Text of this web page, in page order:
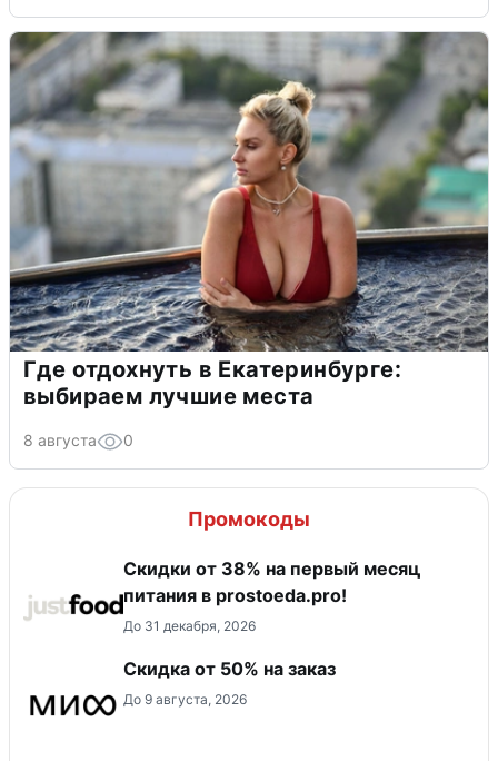
Где отдохнуть в Екатеринбурге:
выбираем лучшие места
8 августа 0
Промокоды
​Скидки от 38% на первый месяц
питания в prostoeda.pro!
До 31 декабря, 2026
Скидка от 50% на заказ
До 9 августа, 2026